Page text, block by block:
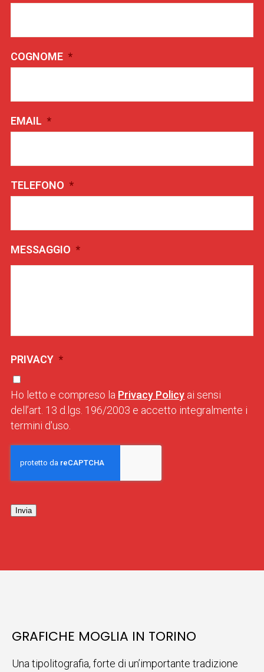
COGNOME *
EMAIL *
TELEFONO *
MESSAGGIO *
PRIVACY *
Ho letto e compreso la Privacy Policy ai sensi
dell’art. 13 d.lgs. 196/2003 e accetto integralmente i
termini d'uso.
Invia
GRAFICHE MOGLIA IN TORINO
Una tipolitografia, forte di un’importante tradizione